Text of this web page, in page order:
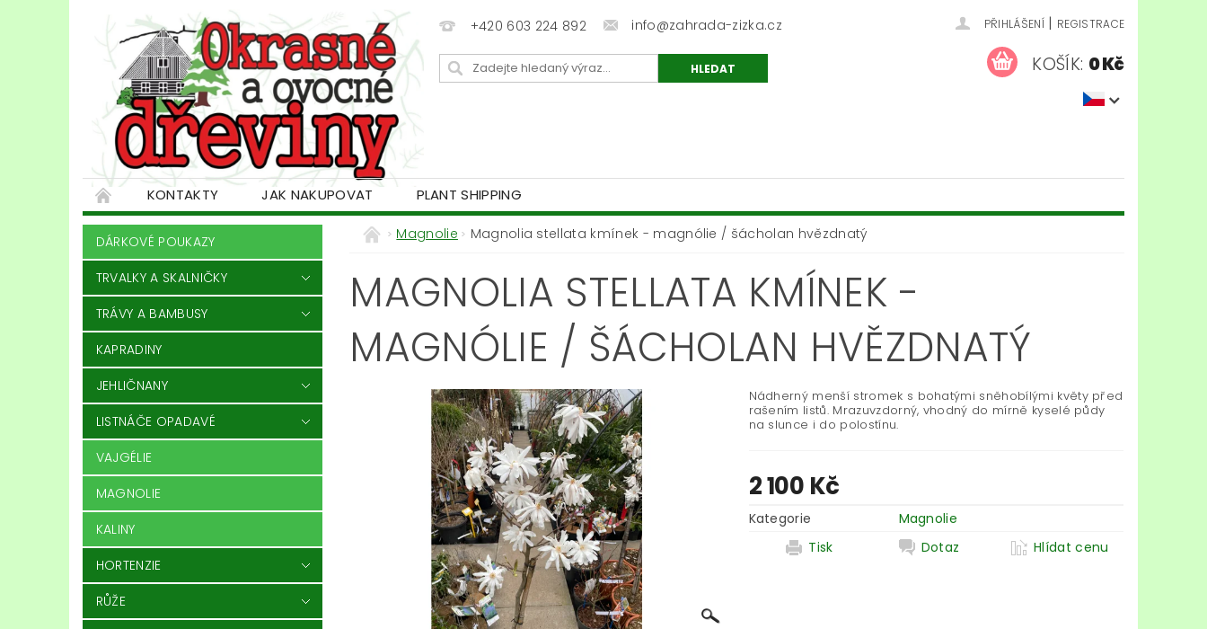
+420 603 224 892 info@zahrada-zizka.cz PŘIHLÁŠENÍ | REGISTRACE
KOŠÍK: 0 Kč
KONTAKTY JAK NAKUPOVAT PLANT SHIPPING
DÁRKOVÉ POUKAZY
TRVALKY A SKALNIČKY
TRÁVY A BAMBUSY
KAPRADINY
JEHLIČNANY
LISTNÁČE OPADAVÉ
VAJGÉLIE
MAGNOLIE
KALINY
HORTENZIE
RŮŽE
Magnolie Magnolia stellata kmínek - magnólie / šácholan hvězdnatý
MAGNOLIA STELLATA KMÍNEK -
MAGNÓLIE / ŠÁCHOLAN HVĚZDNATÝ
Nádherný menší stromek s bohatými sněhobílými květy před
rašením listů. Mrazuvzdorný, vhodný do mírně kyselé půdy
na slunce i do polostínu.
2 100 Kč
Kategorie
Magnolie
Tisk
Dotaz Hlídat cenu